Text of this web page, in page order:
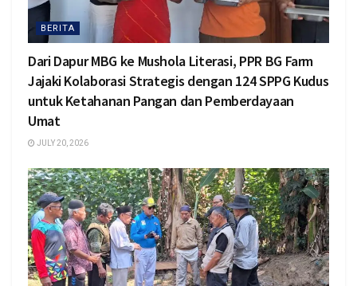
BERITA
Dari Dapur MBG ke Mushola Literasi, PPR BG Farm
Jajaki Kolaborasi Strategis dengan 124 SPPG Kudus
untuk Ketahanan Pangan dan Pemberdayaan
Umat
JULY 20, 2026